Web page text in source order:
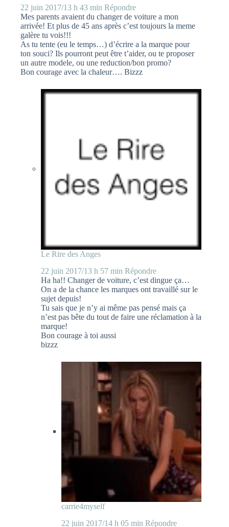
22 juin 2017/13 h 43 min Répondre
Mes parents avaient du changer de voiture a mon
arrivée! Et plus de 45 ans après c’est toujours la meme
galère tu vois!!!
As tu tente (eu le temps…) d’écrire a la marque pour
ton souci? Ils pourront peut être t’aider, ou te proposer
un autre modele, ou une reduction/bon promo?
Bon courage avec la chaleur…. Bizzz
Le Rire des Anges
22 juin 2017/13 h 57 min Répondre
Ha ha!! Changer de voiture, c’est dingue ça…
On a de la chance les marques ont travaillé sur le
sujet depuis!
Tu sais que je n’y ai même pas pensé mais ça
n’est pas bête du tout de faire une réclamation à la
marque!
Bon courage à toi aussi
bizzz
carrie4myself
22 juin 2017/14 h 05 min Répondre